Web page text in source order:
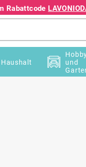
Rabattcode
+49
Haushalt
und